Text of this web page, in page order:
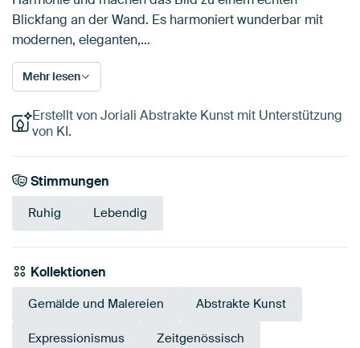
Blickfang an der Wand. Es harmoniert wunderbar mit
modernen, eleganten,…
Mehr lesen
Erstellt von Joriali Abstrakte Kunst mit Unterstützung
von KI.
Stimmungen
Ruhig Lebendig
Kollektionen
Gemälde und Malereien Abstrakte Kunst
Expressionismus Zeitgenössisch